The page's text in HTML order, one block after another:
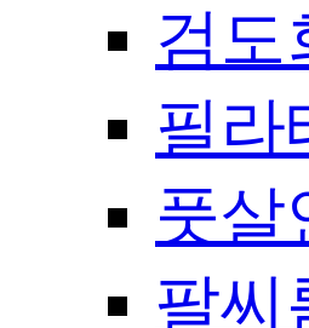
검도
필라
풋살
팔씨